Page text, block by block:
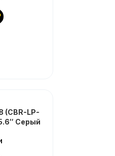
(CBR-LP-
Серый